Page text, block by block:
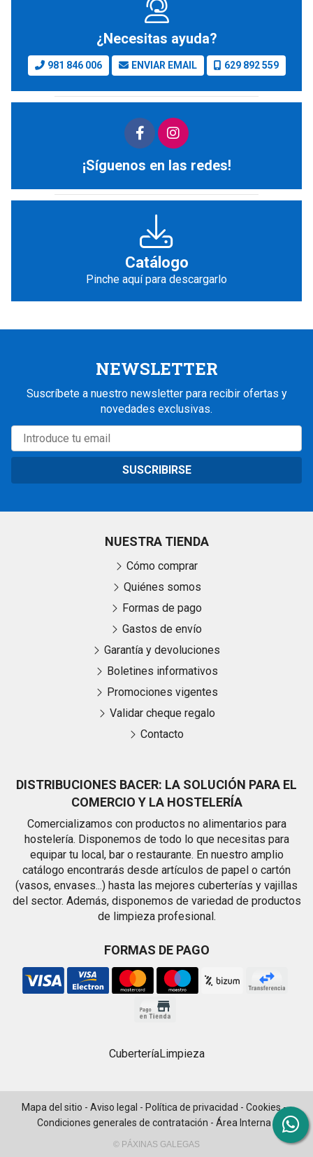
¿Necesitas ayuda?
981 846 006 ENVIAR EMAIL 629 892 559
¡Síguenos en las redes!
Catálogo
Pinche aquí para descargarlo
NEWSLETTER
Suscríbete a nuestro newsletter para recibir ofertas y
novedades exclusivas.
SUSCRIBIRSE
DISTRIBUCIONES BACER: LA SOLUCIÓN PARA EL
COMERCIO Y LA HOSTELERÍA
Comercializamos con productos no alimentarios para
hostelería. Disponemos de todo lo que necesitas para
equipar tu local, bar o restaurante. En nuestro amplio
catálogo encontrarás desde artículos de papel o cartón
(vasos, envases...) hasta las mejores cuberterías y vajillas
del sector. Además, disponemos de variedad de productos
de limpieza profesional.
FORMAS DE PAGO
NUESTRA TIENDA
Cómo comprar
Quiénes somos
Formas de pago
Gastos de envío
Garantía y devoluciones
Boletines informativos
Promociones vigentes
Validar cheque regalo
Contacto
CuberteríaLimpieza
Mapa del sitio - Aviso legal - Política de privacidad - Cookies-
Condiciones generales de contratación - Área Interna
© PÁXINAS GALEGAS